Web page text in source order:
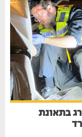
בן 50 נהרג בתאונת